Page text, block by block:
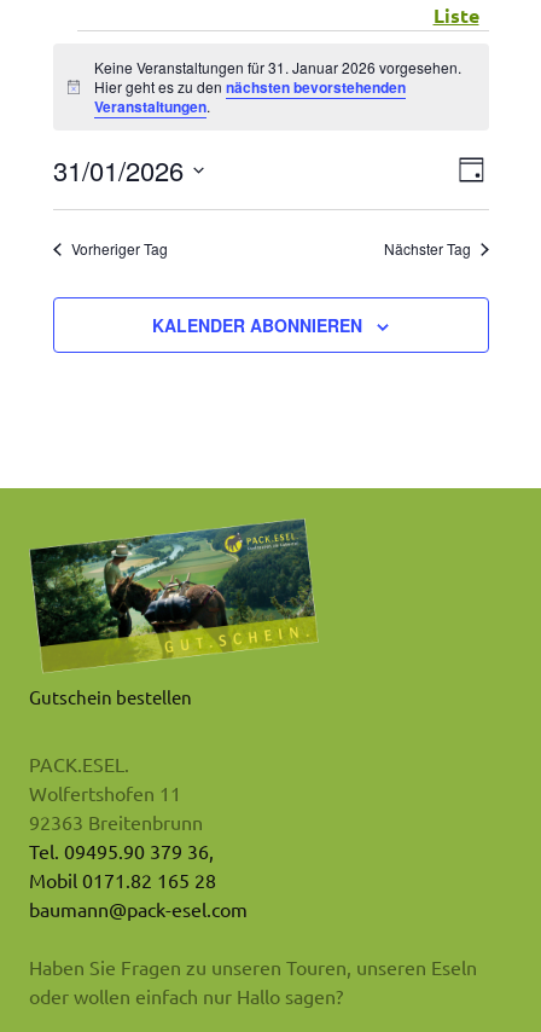
Liste
Veranstaltungen
für
31.
Januar
Hinweis
Keine Veranstaltungen für 31. Januar 2026 vorgesehen.
Hier geht es zu den nächsten bevorstehenden
Veranstaltungen.
TAG
31/01/2026
Datum
Vorheriger Tag Nächster Tag
KALENDER ABONNIEREN
Gutschein bestellen
PACK.ESEL.
Wolfertshofen 11
92363 Breitenbrunn
Tel. 09495.90 379 36,
Mobil 0171.82 165 28
baumann@pack-esel.com
Haben Sie Fragen zu unseren Touren, unseren Eseln
oder wollen einfach nur Hallo sagen?